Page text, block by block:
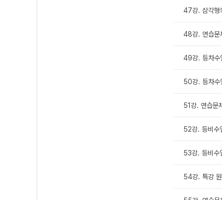
47강. 삼각형
48강. 연습문
49강. 등차수
50강. 등차수
51강. 연습문
52강. 등비수
53강. 등비수
54강. 특강